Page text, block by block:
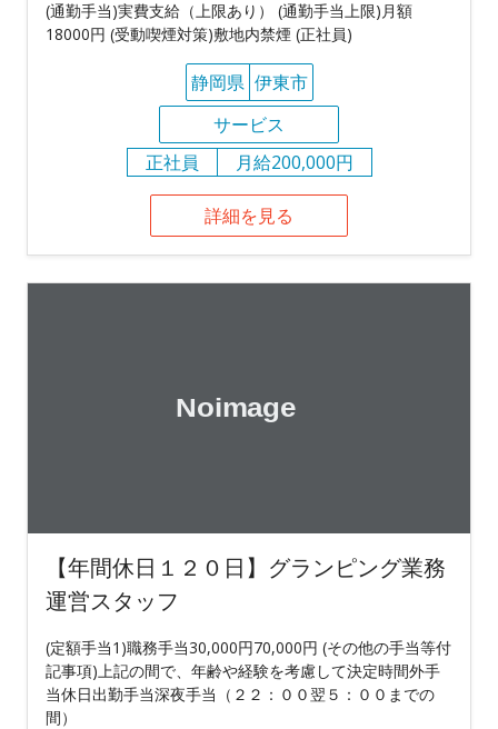
(通勤手当)実費支給（上限あり） (通勤手当上限)月額
18000円 (受動喫煙対策)敷地内禁煙 (正社員)
静岡県 伊東市
サービス
正社員
月給200,000円
詳細を見る
【年間休日１２０日】グランピング業務
運営スタッフ
(定額手当1)職務手当30,000円70,000円 (その他の手当等付
記事項)上記の間で、年齢や経験を考慮して決定時間外手
当休日出勤手当深夜手当（２２：００翌５：００までの
間）